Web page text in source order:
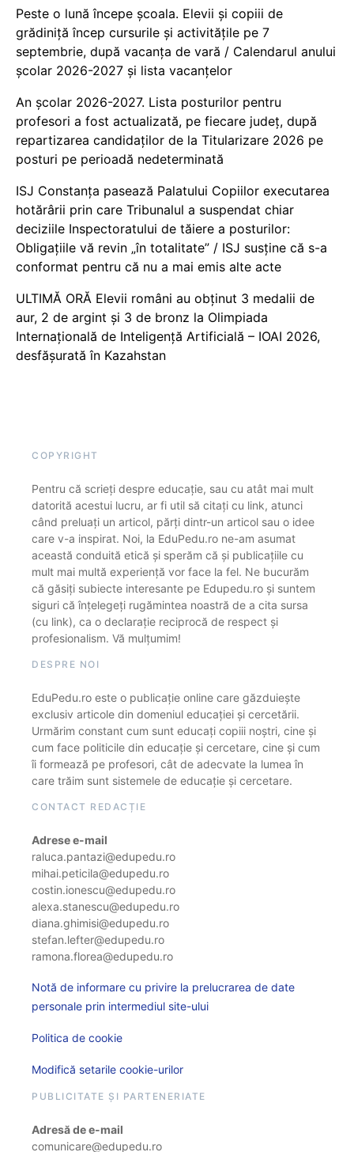
Peste o lună începe școala. Elevii și copiii de
grădiniță încep cursurile și activitățile pe 7
septembrie, după vacanța de vară / Calendarul anului
școlar 2026-2027 și lista vacanțelor
An școlar 2026-2027. Lista posturilor pentru
profesori a fost actualizată, pe fiecare județ, după
repartizarea candidaților de la Titularizare 2026 pe
posturi pe perioadă nedeterminată
ISJ Constanța pasează Palatului Copiilor executarea
hotărârii prin care Tribunalul a suspendat chiar
deciziile Inspectoratului de tăiere a posturilor:
Obligațiile vă revin „în totalitate” / ISJ susține că s-a
conformat pentru că nu a mai emis alte acte
ULTIMĂ ORĂ Elevii români au obținut 3 medalii de
aur, 2 de argint și 3 de bronz la Olimpiada
Internațională de Inteligență Artificială – IOAI 2026,
desfășurată în Kazahstan
COPYRIGHT
Pentru că scrieți despre educație, sau cu atât mai mult
datorită acestui lucru, ar fi util să citați cu link, atunci
când preluați un articol, părți dintr-un articol sau o idee
care v-a inspirat. Noi, la EduPedu.ro ne-am asumat
această conduită etică și sperăm că și publicațiile cu
mult mai multă experiență vor face la fel. Ne bucurăm
că găsiți subiecte interesante pe Edupedu.ro și suntem
siguri că înțelegeți rugămintea noastră de a cita sursa
(cu link), ca o declarație reciprocă de respect și
profesionalism. Vă mulțumim!
DESPRE NOI
EduPedu.ro este o publicație online care găzduiește
exclusiv articole din domeniul educației și cercetării.
Urmărim constant cum sunt educați copiii noștri, cine și
cum face politicile din educație și cercetare, cine și cum
îi formează pe profesori, cât de adecvate la lumea în
care trăim sunt sistemele de educație și cercetare.
CONTACT REDACȚIE
Adrese e-mail
raluca.pantazi@edupedu.ro
mihai.peticila@edupedu.ro
costin.ionescu@edupedu.ro
alexa.stanescu@edupedu.ro
diana.ghimisi@edupedu.ro
stefan.lefter@edupedu.ro
ramona.florea@edupedu.ro
Notă de informare cu privire la prelucrarea de date
personale prin intermediul site-ului
Politica de cookie
Modifică setarile cookie-urilor
PUBLICITATE ȘI PARTENERIATE
Adresă de e-mail
comunicare@edupedu.ro